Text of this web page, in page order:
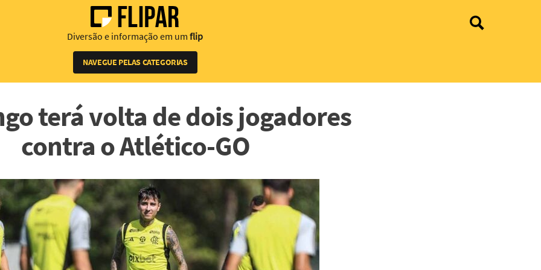
Diversão e informação em um flip
NAVEGUE PELAS CATEGORIAS
terá volta de dois jogadores
contra o Atlético-GO